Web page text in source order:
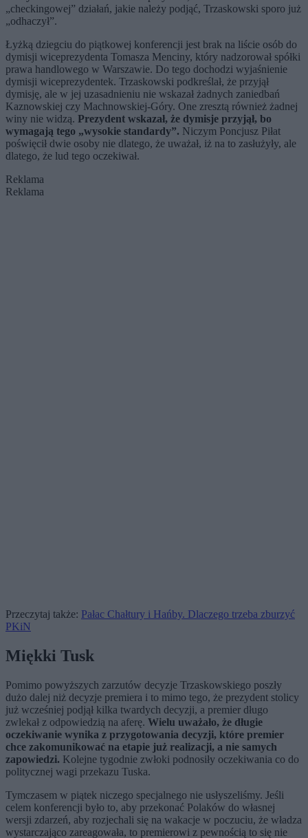
„checkingowej” działań, jakie należy podjąć, Trzaskowski sporo już
„odhaczył”.
Łyżką dziegciu do piątkowej konferencji jest brak na liście osób do
dymisji wiceprezydenta Tomasza Menciny, który nadzorował spółki
prawa handlowego w Warszawie. Do tego dochodzi wyjaśnienie
dymisji wiceprezydentek. Trzaskowski podkreślał, że przyjął
dymisję, ale w jej uzasadnieniu nie wskazał żadnych zaniedbań
Kaznowskiej czy Machnowskiej-Góry. One zresztą również żadnej
winy nie widzą. Prezydent wskazał, że dymisje przyjął, bo
wymagają tego „wysokie standardy”. Niczym Poncjusz Piłat
poświęcił dwie osoby nie dlatego, że uważał, iż na to zasłużyły, ale
dlatego, że lud tego oczekiwał.
Reklama
Reklama
Przeczytaj także: Pałac Chałtury i Hańby. Dlaczego trzeba zburzyć
PKiN
Miękki Tusk
Pomimo powyższych zarzutów decyzje Trzaskowskiego poszły
dużo dalej niż decyzje premiera i to mimo tego, że prezydent stolicy
już wcześniej podjął kilka twardych decyzji, a premier długo
zwlekał z odpowiedzią na aferę. Wielu uważało, że długie
oczekiwanie wynika z przygotowania decyzji, które premier
chce zakomunikować na etapie już realizacji, a nie samych
zapowiedzi. Kolejne tygodnie zwłoki podnosiły oczekiwania co do
politycznej wagi przekazu Tuska.
Tymczasem w piątek niczego specjalnego nie usłyszeliśmy. Jeśli
celem konferencji było to, aby przekonać Polaków do własnej
wersji zdarzeń, aby rozjechali się na wakacje w poczuciu, że władza
wystarczająco zareagowała, to premierowi z pewnością to się nie